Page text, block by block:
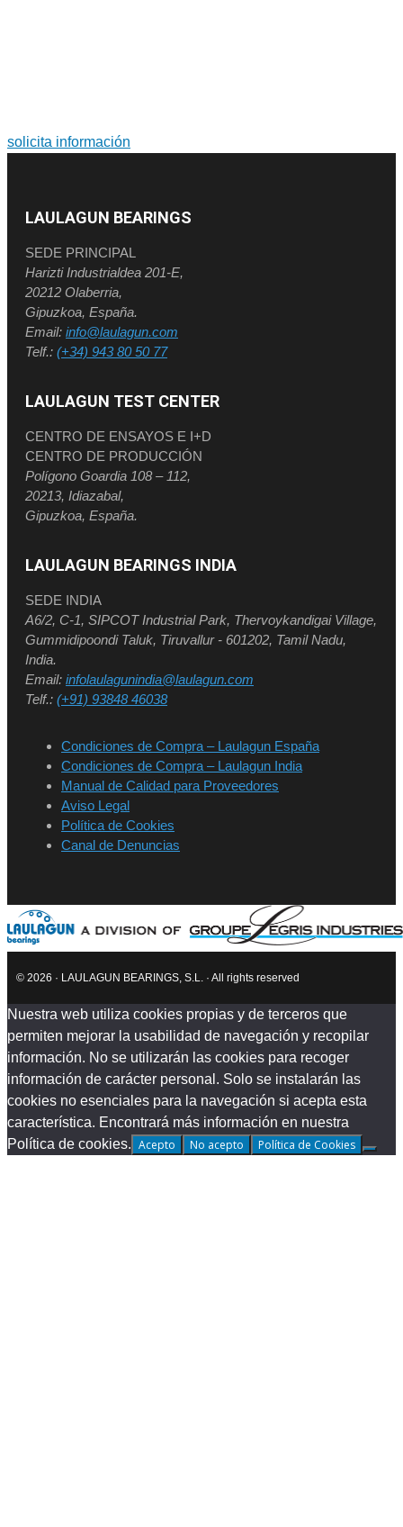
solicita información
LAULAGUN BEARINGS
SEDE PRINCIPAL
Harizti Industrialdea 201-E,
20212 Olaberria,
Gipuzkoa, España.
Email: info@laulagun.com
Telf.: (+34) 943 80 50 77
LAULAGUN TEST CENTER
CENTRO DE ENSAYOS E I+D
CENTRO DE PRODUCCIÓN
Polígono Goardia 108 – 112,
20213, Idiazabal,
Gipuzkoa, España.
LAULAGUN BEARINGS INDIA
SEDE INDIA
A6/2, C-1, SIPCOT Industrial Park, Thervoykandigai Village,
Gummidipoondi Taluk, Tiruvallur - 601202, Tamil Nadu,
India.
Email: infolaulagunindia@laulagun.com
Telf.: (+91) 93848 46038
Condiciones de Compra – Laulagun España
Condiciones de Compra – Laulagun India
Manual de Calidad para Proveedores
Aviso Legal
Política de Cookies
Canal de Denuncias
© 2026 · LAULAGUN BEARINGS, S.L. · All rights reserved
Nuestra web utiliza cookies propias y de terceros que
permiten mejorar la usabilidad de navegación y recopilar
información. No se utilizarán las cookies para recoger
información de carácter personal. Solo se instalarán las
cookies no esenciales para la navegación si acepta esta
característica. Encontrará más información en nuestra
Política de cookies. Acepto No acepto Política de Cookies